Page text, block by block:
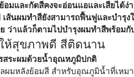
อมและกัดสีคงจะอ่อนแอและเสียได้ง่
เส้นผมทำสียังสามารถฟื้นฟูและบำ
ว่าแล้วก็ตามไปบำรุงผมทำสีพร้อ
ห้สุขภาพดี สีติดนาน
สระผมด้วยน้ำอุณหภูมิปกติ
ผมหลังย้อมสี สำหรับอุณภูมิน้ำที่เห